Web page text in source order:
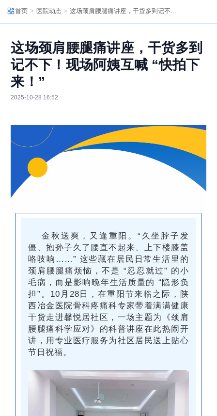
首页 医院动态
这场颈肩腰腿痛讲座，干货多到
记不下！现场阿姨互喊 “快拍下
来！”
2025-10-28 16:52
金秋送爽，又逢重阳。 “久坐脖子发
僵、抱孙子久了腰直不起来、上下楼膝盖
咯吱响……” 这些藏在居民日常生活里的
颈肩腰腿痛烦恼，不是 “忍忍就过” 的小
毛病，而是影响晚年生活质量的 “隐形负
担”。10月28日，在重阳节来临之际， 陕
西冶金医院骨科疼痛科专家带着满满健康
干货走进馨悦居社区，一场主题为《颈肩
腰腿痛科学应对》的科普讲座在此热闹开
讲， 用专业医疗服务为社区居民送上贴心
节日祝福。